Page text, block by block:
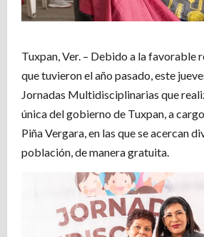
Tuxpan, Ver. – Debido a la favorable
que tuvieron el año pasado, este
Jornadas Multidisciplinarias que
única del gobierno de Tuxpan, a
Piña Vergara, en las que se acercan
población, de manera gratuita.